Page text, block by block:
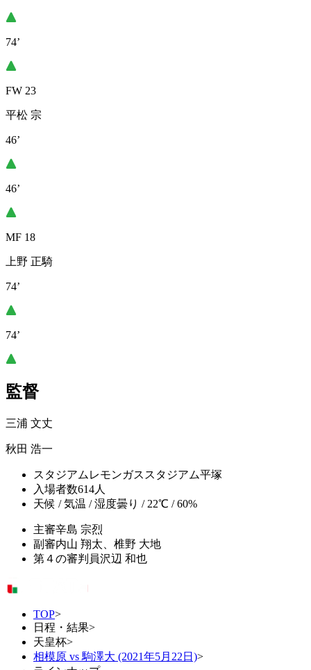
74’
FW 23
平松 宗
46’
46’
MF 18
上野 正騎
74’
74’
監督
三浦 文丈
秋田 浩一
スタジアム レモンガススタジアム平塚
入場者数614人
天候 / 気温 / 湿度曇り / 22℃ / 60%
主審辛島 宗烈
副審内山 翔太、椎野 大地
第４の審判員沢辺 和也
TOP>
日程・結果>
天皇杯>
相模原 vs 駒澤大 (2021年5月22日)>